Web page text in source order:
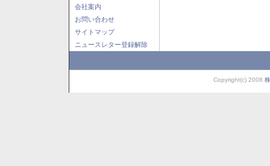
会社案内
お問い合わせ
サイトマップ
ニュースレター登録解除
Copyright(c) 2008